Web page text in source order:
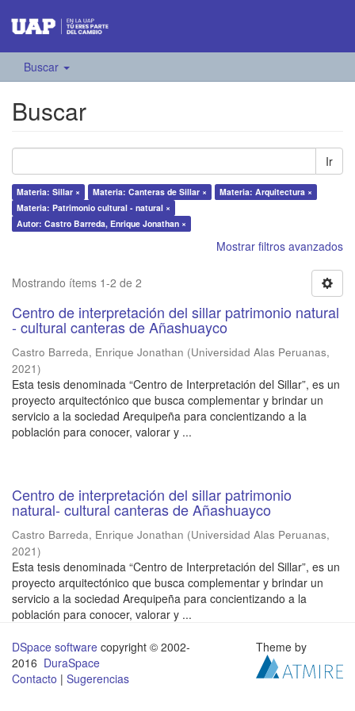
Buscar
Buscar
Ir
Materia: Sillar × Materia: Canteras de Sillar ×
Materia: Arquitectura ×
Materia: Patrimonio cultural - natural ×
Autor: Castro Barreda, Enrique Jonathan ×
Mostrar filtros avanzados
Mostrando ítems 1-2 de 2
Centro de interpretación del sillar patrimonio natural
- cultural canteras de Añashuayco
Castro Barreda, Enrique Jonathan (Universidad Alas Peruanas,
2021)
Esta tesis denominada “Centro de Interpretación del Sillar”, es un
proyecto arquitectónico que busca complementar y brindar un
servicio a la sociedad Arequipeña para concientizando a la
población para conocer, valorar y ...
Centro de interpretación del sillar patrimonio
natural- cultural canteras de Añashuayco
Castro Barreda, Enrique Jonathan (Universidad Alas Peruanas,
2021)
Esta tesis denominada “Centro de Interpretación del Sillar”, es un
proyecto arquitectónico que busca complementar y brindar un
servicio a la sociedad Arequipeña para concientizando a la
población para conocer, valorar y ...
DSpace software copyright © 2002-
2016 DuraSpace
Contacto | Sugerencias
Theme by